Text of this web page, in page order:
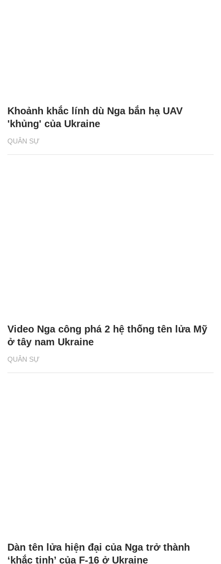
QUÂN SỰ
Khoảnh khắc lính dù Nga bắn hạ UAV
'khủng' của Ukraine
QUÂN SỰ
Video Nga công phá 2 hệ thống tên lửa Mỹ
ở tây nam Ukraine
Dàn tên lửa hiện đại của Nga trở thành
‘khắc tinh’ của F-16 ở Ukraine